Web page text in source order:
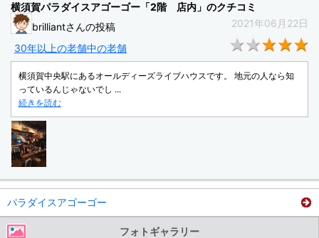
横須賀パラダイスアゴーゴー「2階 店内」のクチコミ
brilliantさんの投稿
2021年06月22日
30年以上の老舗中の老舗
横須賀中央駅にあるオールディーズライブハウスです。 地元の人なら知
っているんじゃないでし ...
続きを読む
パラダイスアゴーゴー
フォトギャラリー